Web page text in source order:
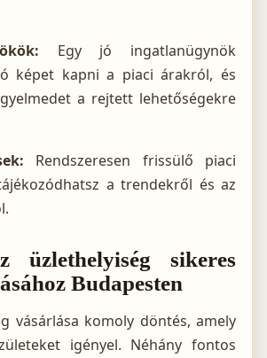
Egy jó ingatlanügynök
képet kapni a piaci árakról, és
a rejtett lehetőségekre
Rendszeresen frissülő piaci
a trendekről és az
üzlethelyiség sikeres
Budapesten
vásárlása komoly döntés, amely
igényel. Néhány fontos